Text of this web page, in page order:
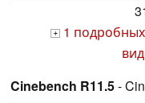
+ 1
Cinebench R11.5-